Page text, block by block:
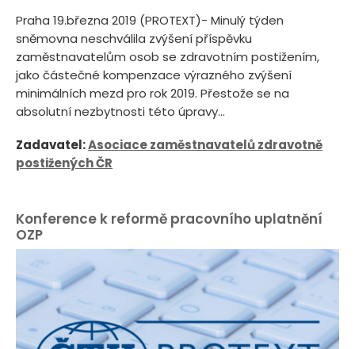
Praha 19.března 2019 (PROTEXT)- Minulý týden
sněmovna neschválila zvýšení příspěvku
zaměstnavatelům osob se zdravotním postižením,
jako částečné kompenzace výrazného zvýšení
minimálních mezd pro rok 2019. Přestože se na
absolutní nezbytnosti této úpravy...
Zadavatel:Asociace zaměstnavatelů zdravotně
postižených ČR
Konference k reformě pracovního uplatnění
OZP